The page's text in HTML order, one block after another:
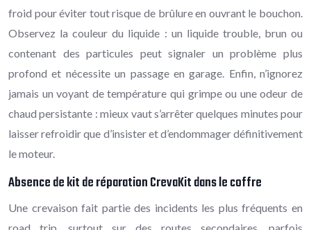
froid pour éviter tout risque de brûlure en ouvrant le bouchon.
Observez la couleur du liquide : un liquide trouble, brun ou
contenant des particules peut signaler un problème plus
profond et nécessite un passage en garage. Enfin, n’ignorez
jamais un voyant de température qui grimpe ou une odeur de
chaud persistante : mieux vaut s’arrêter quelques minutes pour
laisser refroidir que d’insister et d’endommager définitivement
le moteur.
Absence de kit de réparation CrevaKit dans le coffre
Une crevaison fait partie des incidents les plus fréquents en